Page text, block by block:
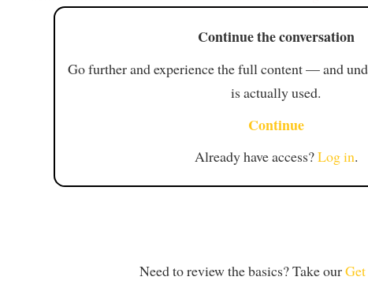
Continue the conversation
Go further and experience the full content — and
is actually used.
Continue
Already have access?Log in.
Need to review the basics? Take our